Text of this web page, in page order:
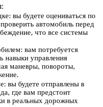
вы будете оцениваться по
автомобиль перед
что все системы
вам потребуется
навыки управления
маневры, повороты,
вы будете отправлены в
где вам предстоит
в реальных дорожных